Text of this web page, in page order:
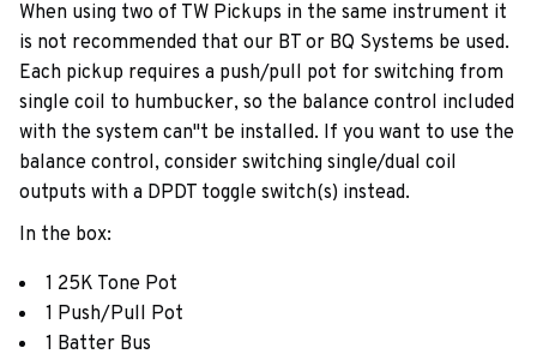
When using two of TW Pickups in the same instrument it
is not recommended that our BT or BQ Systems be used.
Each pickup requires a push/pull pot for switching from
single coil to humbucker, so the balance control included
with the system can''t be installed. If you want to use the
balance control, consider switching single/dual coil
outputs with a DPDT toggle switch(s) instead.
In the box:
1 25K Tone Pot
1 Push/Pull Pot
1 Batter Bus